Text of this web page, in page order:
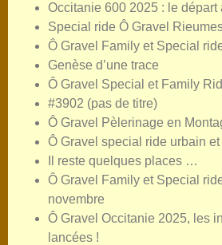
Occitanie 600 2025 : le
Special ride Ô Gravel
Ô Gravel Family et Special
Genèse d’une trace
Ô Gravel Special et Family
#3902 (pas de titre)
Ô Gravel Pèlerinage en
Ô Gravel special ride urbain
Il reste quelques places …
Ô Gravel Family et Special
novembre
Ô Gravel Occitanie 2025, les
lancées !